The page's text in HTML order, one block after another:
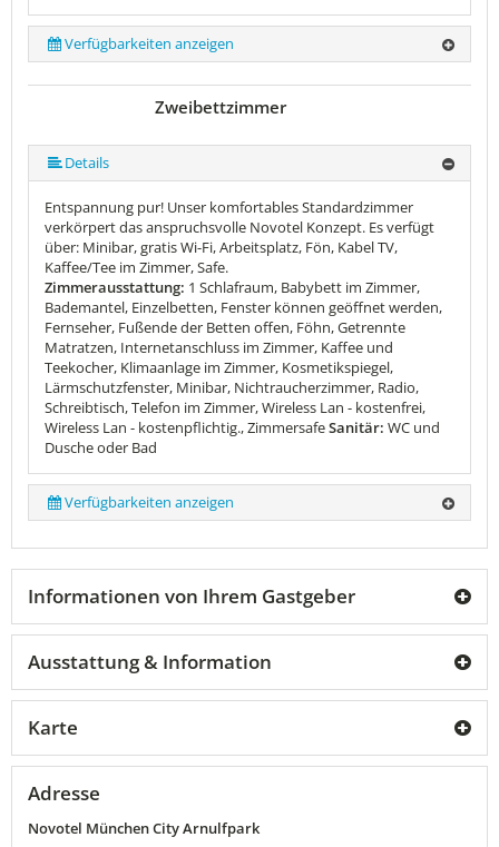
Verfügbarkeiten anzeigen
Zweibettzimmer
Details
Entspannung pur! Unser komfortables Standardzimmer
verkörpert das anspruchsvolle Novotel Konzept. Es verfügt
über: Minibar, gratis Wi-Fi, Arbeitsplatz, Fön, Kabel TV,
Kaffee/Tee im Zimmer, Safe.
Zimmerausstattung: 1 Schlafraum, Babybett im Zimmer,
Bademantel, Einzelbetten, Fenster können geöffnet werden,
Fernseher, Fußende der Betten offen, Föhn, Getrennte
Matratzen, Internetanschluss im Zimmer, Kaffee und
Teekocher, Klimaanlage im Zimmer, Kosmetikspiegel,
Lärmschutzfenster, Minibar, Nichtraucherzimmer, Radio,
Schreibtisch, Telefon im Zimmer, Wireless Lan - kostenfrei,
Wireless Lan - kostenpflichtig., ZimmersafeSanitär: WC und
Dusche oder Bad
Verfügbarkeiten anzeigen
Informationen von Ihrem Gastgeber
Ausstattung & Information
Karte
Adresse
Novotel München City Arnulfpark